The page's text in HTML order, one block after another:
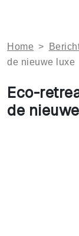
Home >
de nieuwe luxe
Eco-
de